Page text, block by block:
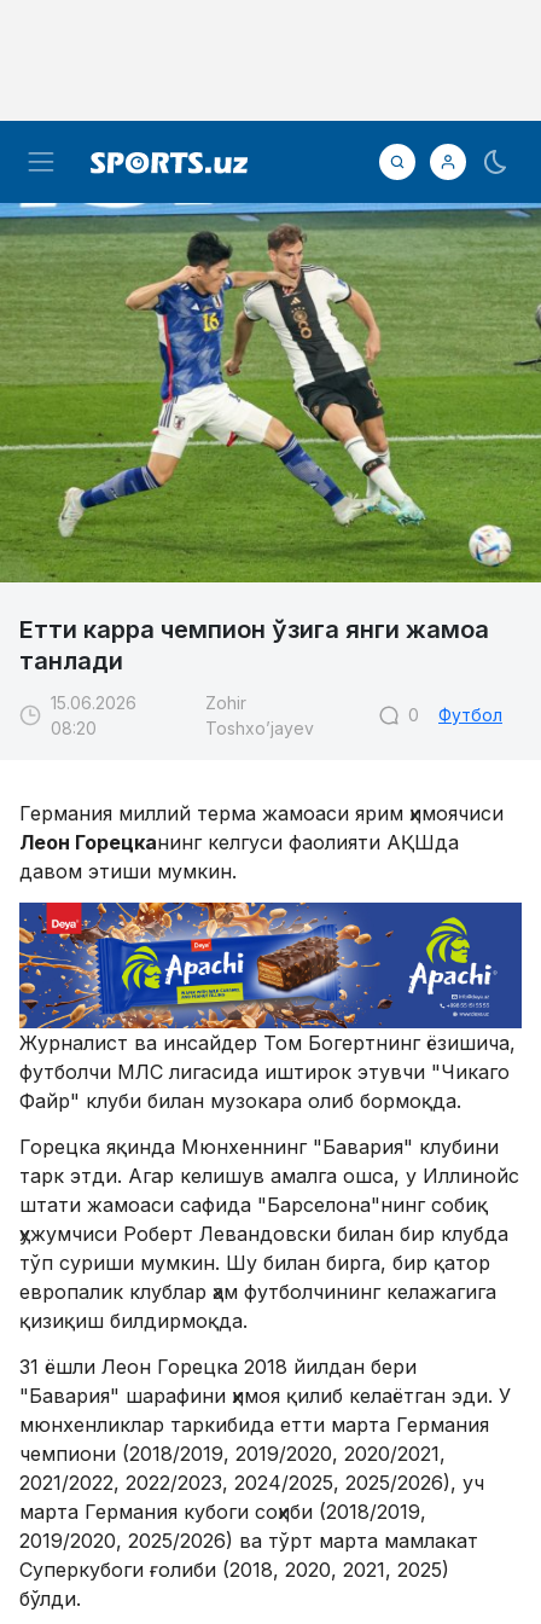
Етти карра чемпион ўзига янги жамоа
танлади
15.06.2026
08:20
Zohir
Toshxo’jayev
0 Футбол
Германия миллий терма жамоаси ярим ҳимоячиси
Леон Горецканинг келгуси фаолияти АҚШда
давом этиши мумкин.
Журналист ва инсайдер Том Богертнинг ёзишича,
футболчи МЛС лигасида иштирок этувчи "Чикаго
Файр" клуби билан музокара олиб бормоқда.
Горецка яқинда Мюнхеннинг "Бавария" клубини
тарк этди. Агар келишув амалга ошса, у Иллинойс
штати жамоаси сафида "Барселона"нинг собиқ
ҳужумчиси Роберт Левандовски билан бир клубда
тўп суриши мумкин. Шу билан бирга, бир қатор
европалик клублар ҳам футболчининг келажагига
қизиқиш билдирмоқда.
31 ёшли Леон Горецка 2018 йилдан бери
"Бавария" шарафини ҳимоя қилиб келаётган эди. У
мюнхенликлар таркибида етти марта Германия
чемпиони (2018/2019, 2019/2020, 2020/2021,
2021/2022, 2022/2023, 2024/2025, 2025/2026), уч
марта Германия кубоги соҳиби (2018/2019,
2019/2020, 2025/2026) ва тўрт марта мамлакат
Суперкубоги ғолиби (2018, 2020, 2021, 2025)
бўлди.